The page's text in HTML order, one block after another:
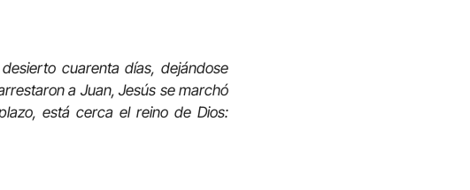
cuarenta días, dejándose
a Juan, Jesús se marchó
está cerca el reino de Dios: